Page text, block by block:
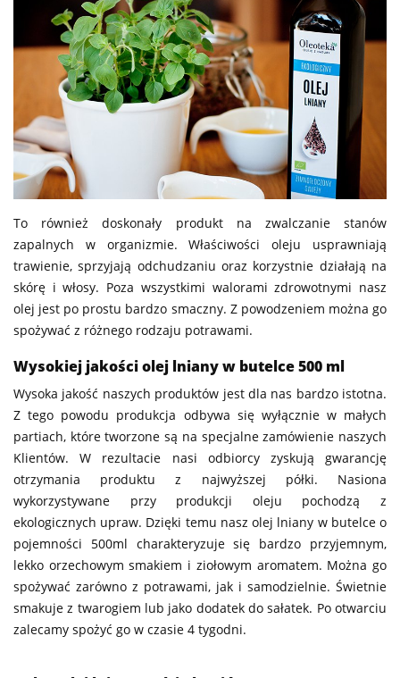
To również doskonały produkt na zwalczanie stanów
zapalnych w organizmie. Właściwości oleju usprawniają
trawienie, sprzyjają odchudzaniu oraz korzystnie działają na
skórę i włosy. Poza wszystkimi walorami zdrowotnymi nasz
olej jest po prostu bardzo smaczny. Z powodzeniem można go
spożywać z różnego rodzaju potrawami.
Wysokiej jakości olej lniany w butelce 500 ml
Wysoka jakość naszych produktów jest dla nas bardzo istotna.
Z tego powodu produkcja odbywa się wyłącznie w małych
partiach, które tworzone są na specjalne zamówienie naszych
Klientów. W rezultacie nasi odbiorcy zyskują gwarancję
otrzymania produktu z najwyższej półki. Nasiona
wykorzystywane przy produkcji oleju pochodzą z
ekologicznych upraw. Dzięki temu nasz olej lniany w butelce o
pojemności 500ml charakteryzuje się bardzo przyjemnym,
lekko orzechowym smakiem i ziołowym aromatem. Można go
spożywać zarówno z potrawami, jak i samodzielnie. Świetnie
smakuje z twarogiem lub jako dodatek do sałatek. Po otwarciu
zalecamy spożyć go w czasie 4 tygodni.